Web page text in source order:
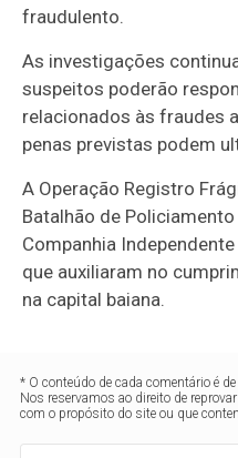
fraudulento.
As investigações
suspeitos poderão
relacionados às fraudes
penas previstas podem
A Operação Registro
Batalhão de Policiamento
Companhia
que auxiliaram no
na capital baiana.
* O conteúdo de cada comentário é
Nos reservamos ao direito de
com o propósito do site ou que